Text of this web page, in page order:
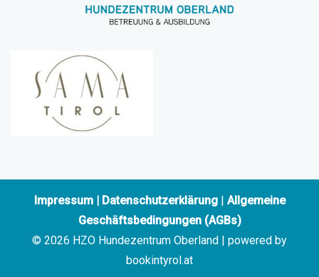
Impressum| Datenschutzerklärung| Allgemeine
Geschäftsbedingungen (AGBs)
© 2026 HZO Hundezentrum Oberland | powered by
bookintyrol.at